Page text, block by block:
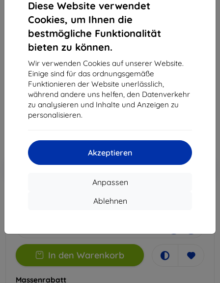
Diese Website verwendet
Cookies, um Ihnen die
bestmögliche Funktionalität
bieten zu können.
Wir verwenden Cookies auf unserer Website.
Einige sind für das ordnungsgemäße
Funktionieren der Website unerlässlich,
während andere uns helfen, den Datenverkehr
zu analysieren und Inhalte und Anzeigen zu
personalisieren.
Akzeptieren
Anpassen
Ablehnen
3mk Silky Matt Privacy Schutzfolie für Motorola
Edge 20
Geeignet für: Motorola Edge 20
14,90 €
13,41 €
ohne MWSt11,27 €
Rabatt mit Gutschein
In den
In den Warenkorb
Massenrabatt